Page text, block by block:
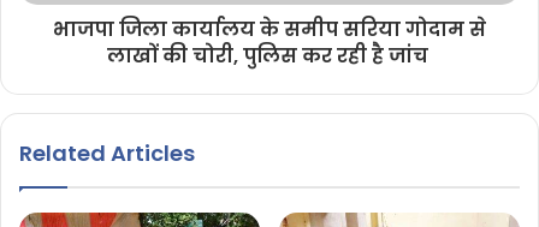
भाजपा जिला कार्यालय के समीप सरिया गोदाम से
लाखों की चोरी, पुलिस कर रही है जांच
Related Articles